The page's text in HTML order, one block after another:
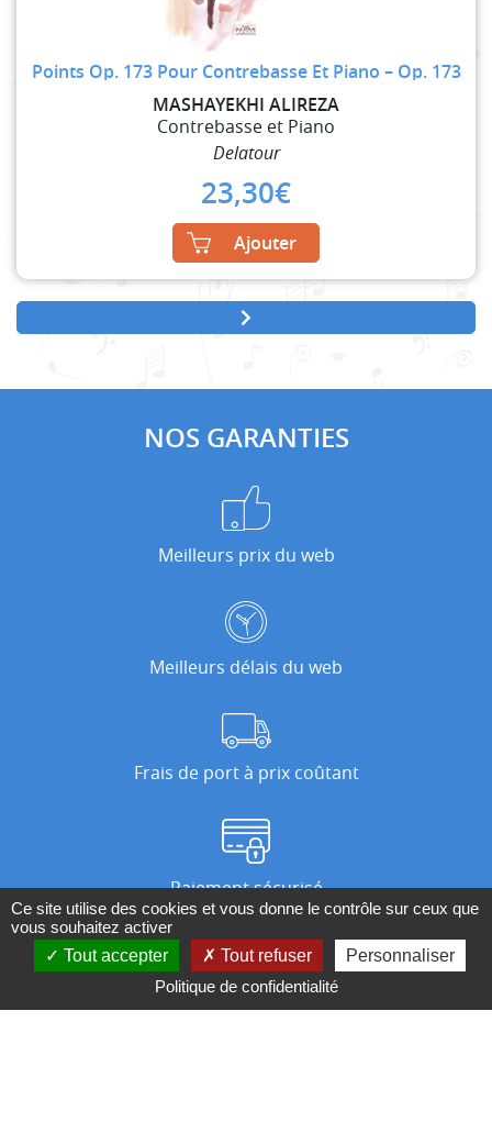
Points Op. 173 Pour Contrebasse Et Piano – Op. 173
MASHAYEKHI ALIREZA
Contrebasse et Piano
Delatour
23,30€
Ajouter
NOS GARANTIES
Meilleurs prix du web
Meilleurs délais du web
Frais de port à prix coûtant
Paiement sécurisé
Nos magasins
Ce site utilise des cookies et vous donne le contrôle sur ceux que
vous souhaitez activer
Tout accepter
Tout refuser
Personnaliser
Politique de confidentialité